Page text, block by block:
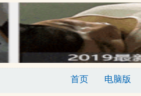
首页 电脑版